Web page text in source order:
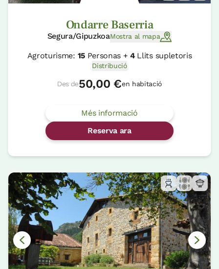
Ondarre Baserria
Segura/GipuzkoaMostra al mapa
Agroturisme: 15Personas +4Llits supletoris
Distribució
Des de50,00 €en habitació
Més informació
Reserva ara